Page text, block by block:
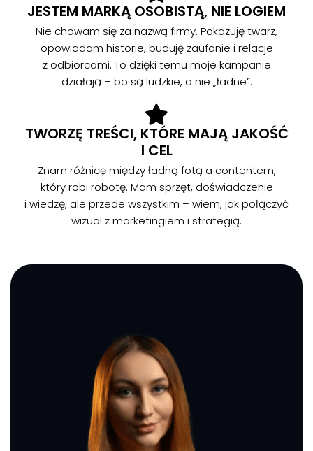
JESTEM MARKĄ OSOBISTĄ, NIE LOGIEM
Nie chowam się za nazwą firmy. Pokazuję twarz,
opowiadam historie, buduję zaufanie i relacje
z odbiorcami. To dzięki temu moje kampanie
działają – bo są ludzkie, a nie „ładne”.
TWORZĘ TREŚCI, KTÓRE MAJĄ JAKOŚĆ
I CEL
Znam różnicę między ładną fotą a contentem,
który robi robotę. Mam sprzęt, doświadczenie
i wiedzę, ale przede wszystkim – wiem, jak połączyć
wizual z marketingiem i strategią.